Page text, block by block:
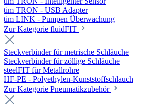
tim TRON - USB Adapter
tim LINK - Pumpen Überwachung
Zur Kategorie fluidFIT
Steckverbinder für metrische Schläuche
Steckverbinder für zöllige Schläuche
steelFIT für Metallrohre
HF-PE - Polyethylen-Kunststoffschlauch
Zur Kategorie Pneumatikzubehör